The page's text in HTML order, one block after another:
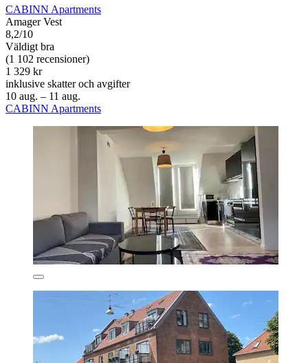
CABINN Apartments
Amager Vest
8,2/10
Väldigt bra
(1 102 recensioner)
1 329 kr
inklusive skatter och avgifter
10 aug. – 11 aug.
CABINN Apartments